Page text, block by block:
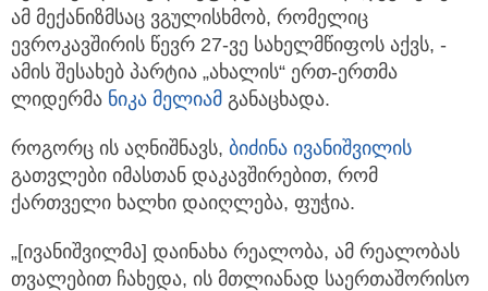
ამ მექანიზმსაც ვგულისხმობ, რომელიც
ევროკავშირის წევრ 27-ვე სახელმწიფოს აქვს, -
ამის შესახებ პარტია „ახალის“ ერთ-ერთმა
ლიდერმა ნიკა მელიამ განაცხადა.
როგორც ის აღნიშნავს, ბიძინა ივანიშვილის
გათვლები იმასთან დაკავშირებით, რომ
ქართველი ხალხი დაიღლება, ფუჭია.
„[ივანიშვილმა] დაინახა რეალობა, ამ რეალობას
თვალებით ჩახედა, ის მთლიანად საერთაშორისო